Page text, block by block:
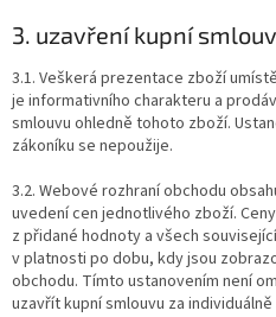
3. uzavření kupní
3.1. Veškerá prezentace zboží
je informativního charakteru a
smlouvu ohledně tohoto zboží.
zákoníku se nepoužije.
3.2. Webové rozhraní obchodu
uvedení cen jednotlivého zboží.
z přidané hodnoty a všech
v platnosti po dobu, kdy jsou
obchodu. Tímto ustanovením není
uzavřít kupní smlouvu za